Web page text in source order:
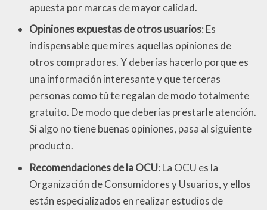
apuesta por marcas de mayor calidad.
Opiniones expuestas de otros usuarios: Es
indispensable que mires aquellas opiniones de
otros compradores. Y deberías hacerlo porque es
una información interesante y que terceras
personas como tú te regalan de modo totalmente
gratuito. De modo que deberías prestarle atención.
Si algo no tiene buenas opiniones, pasa al siguiente
producto.
Recomendaciones de la OCU: La OCU es la
Organización de Consumidores y Usuarios, y ellos
están especializados en realizar estudios de